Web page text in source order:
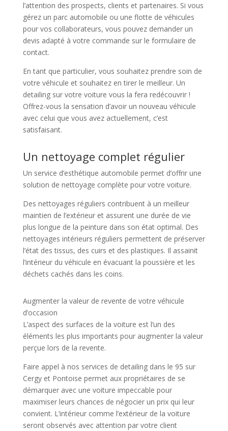
l’attention des prospects, clients et partenaires. Si vous
gérez un parc automobile ou une flotte de véhicules
pour vos collaborateurs, vous pouvez demander un
devis adapté à votre commande sur le formulaire de
contact.
En tant que particulier, vous souhaitez prendre soin de
votre véhicule et souhaitez en tirer le meilleur. Un
detailing sur votre voiture vous la fera redécouvrir !
Offrez-vous la sensation d’avoir un nouveau véhicule
avec celui que vous avez actuellement, c’est
satisfaisant.
Un nettoyage complet régulier
Un service d’esthétique automobile permet d’offrir une
solution de nettoyage complète pour votre voiture.
Des nettoyages réguliers contribuent à un meilleur
maintien de l’extérieur et assurent une durée de vie
plus longue de la peinture dans son état optimal. Des
nettoyages intérieurs réguliers permettent de préserver
l’état des tissus, des cuirs et des plastiques. Il assainit
l’intérieur du véhicule en évacuant la poussière et les
déchets cachés dans les coins.
Augmenter la valeur de revente de votre véhicule
d’occasion
L’aspect des surfaces de la voiture est l’un des
éléments les plus importants pour augmenter la valeur
perçue lors de la revente.
Faire appel à nos services de detailing dans le 95 sur
Cergy et Pontoise permet aux propriétaires de se
démarquer avec une voiture impeccable pour
maximiser leurs chances de négocier un prix qui leur
convient. L’intérieur comme l’extérieur de la voiture
seront observés avec attention par votre client